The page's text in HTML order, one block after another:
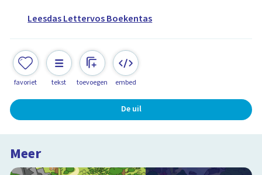
Leesdas Lettervos Boekentas
favoriet tekst toevoegen embed
De uil
Meer